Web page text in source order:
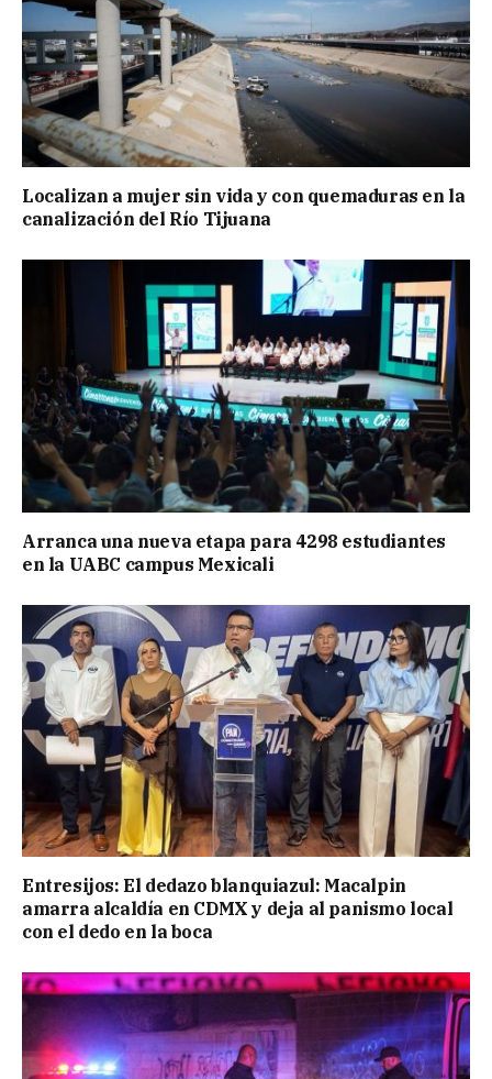
Localizan a mujer sin vida y con quemaduras en la
canalización del Río Tijuana
Arranca una nueva etapa para 4298 estudiantes
en la UABC campus Mexicali
Entresijos: El dedazo blanquiazul: Macalpin
amarra alcaldía en CDMX y deja al panismo local
con el dedo en la boca